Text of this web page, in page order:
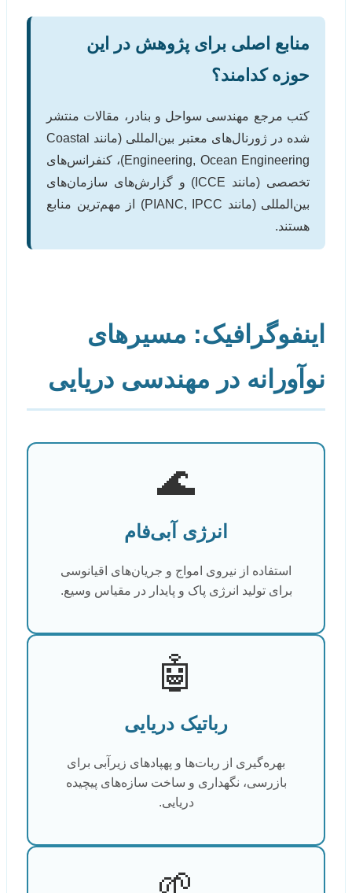
منابع اصلی برای پژوهش در این
حوزه کدامند؟
کتب مرجع مهندسی سواحل و بنادر، مقالات منتشر
شده در ژورنال‌های معتبر بین‌المللی (مانند Coastal
Engineering, Ocean Engineering)، کنفرانس‌های
تخصصی (مانند ICCE) و گزارش‌های سازمان‌های
بین‌المللی (مانند PIANC, IPCC) از مهم‌ترین منابع
هستند.
اینفوگرافیک: مسیرهای
نوآورانه در مهندسی دریایی
🌊
انرژی آبی‌فام
استفاده از نیروی امواج و جریان‌های اقیانوسی
برای تولید انرژی پاک و پایدار در مقیاس وسیع.
🤖
رباتیک دریایی
بهره‌گیری از ربات‌ها و پهپادهای زیرآبی برای
بازرسی، نگهداری و ساخت سازه‌های پیچیده
دریایی.